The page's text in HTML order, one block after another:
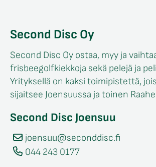
Second Disc Oy
Second Disc Oy ostaa, myy ja
frisbeegolfkiekkoja sekä pelejä ja
Yrityksellä on kaksi toimipistettä,
sijaitsee Joensuussa ja toinen
Second Disc Joensuu
joensuu@seconddisc.fi
044 243 0177